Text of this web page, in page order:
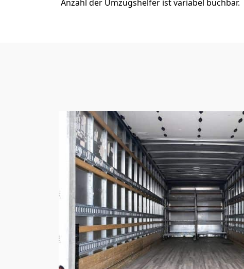
Anzahl der Umzugshelfer ist variabel buchbar.